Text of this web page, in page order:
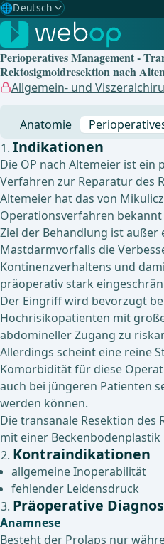
🌐Deutsch
Gewählte Sprache: Deutsch
🇩🇪 Deutsch ✓
🇬🇧English
🇪🇸Spanisch
🇧🇷Brasilianisch
Perioperatives Management -
Rektosigmoidresektion nach
Allgemein- und
Anatomie
Indikationen
Die OP nach Altemeier ist ein
Verfahren zur Reparatur des
Altemeier hat das von
Operationsverfahren
Ziel der Behandlung ist außer
Mastdarmvorfalls die
Kontinenzverhaltens und
präoperativ stark
Der Eingriff wird bevorzugt
Hochrisikopatienten mit
abdomineller Zugang zu
Allerdings scheint eine reine
Komorbidität für diese
auch bei jüngeren Patienten
werden können.
Die transanale Resektion
mit einer
Kontraindikationen
allgemeine Inoperabilität
fehlender Leidensdruck
Präoperative
Anamnese
Besteht der Prolaps nur